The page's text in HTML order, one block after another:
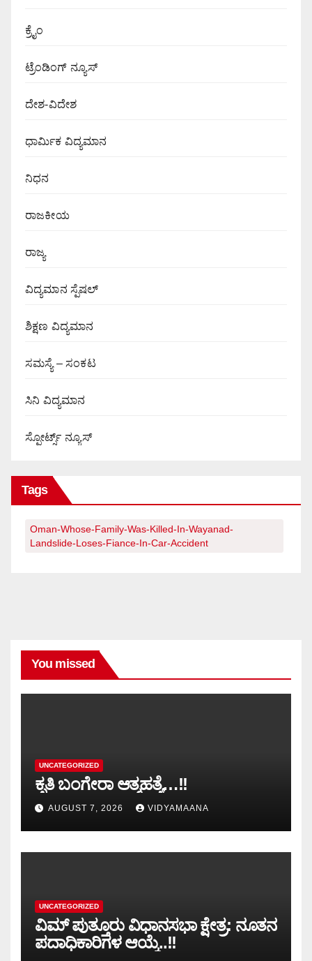
ಕ್ರೈಂ
ಟ್ರೆಂಡಿಂಗ್ ನ್ಯೂಸ್
ದೇಶ-ವಿದೇಶ
ಧಾರ್ಮಿಕ ವಿದ್ಯಮಾನ
ನಿಧನ
ರಾಜಕೀಯ
ರಾಜ್ಯ
ವಿದ್ಯಮಾನ ಸ್ಪೆಷಲ್
ಶಿಕ್ಷಣ ವಿದ್ಯಮಾನ
ಸಮಸ್ಯೆ – ಸಂಕಟ
ಸಿನಿ ವಿದ್ಯಮಾನ
ಸ್ಪೋರ್ಟ್ಸ್ ನ್ಯೂಸ್
Tags
Oman-Whose-Family-Was-Killed-In-Wayanad-
Landslide-Loses-Fiance-In-Car-Accident
You missed
UNCATEGORIZED
ಕೃತಿ ಬಂಗೇರಾ ಆತ್ಮಹತ್ಯೆ…!!
AUGUST 7, 2026 VIDYAMAANA
UNCATEGORIZED
ವಿಮ್ ಪುತ್ತೂರು ವಿಧಾನಸಭಾ ಕ್ಷೇತ್ರ: ನೂತನ
ಪದಾಧಿಕಾರಿಗಳ ಆಯ್ಕೆ..!!